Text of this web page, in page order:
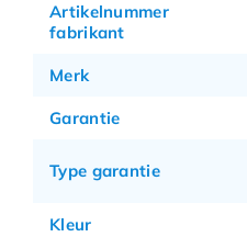
Artikelnummer
fabrikant
Merk
Garantie
Type garantie
Kleur